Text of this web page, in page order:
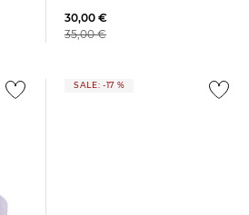
30,00 €
35,00 €
SALE: -17 %